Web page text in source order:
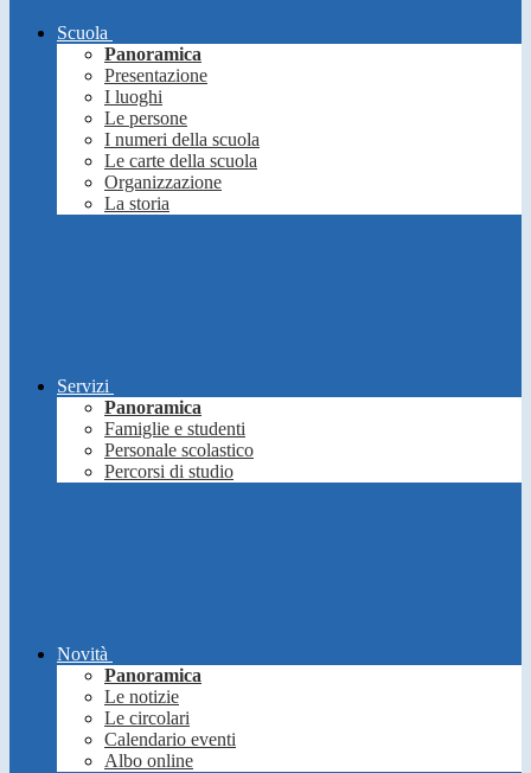
Scuola
Panoramica
Presentazione
I luoghi
Le persone
I numeri della scuola
Le carte della scuola
Organizzazione
La storia
Servizi
Panoramica
Famiglie e studenti
Personale scolastico
Percorsi di studio
Novità
Panoramica
Le notizie
Le circolari
Calendario eventi
Albo online